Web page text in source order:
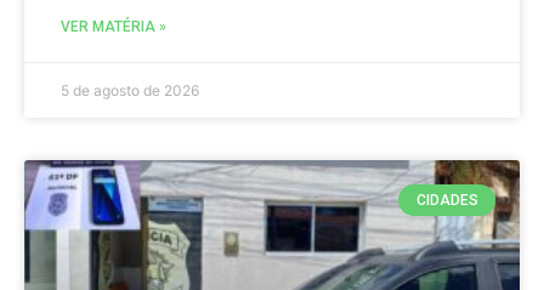
VER MATÉRIA »
5 de agosto de 2026
CIDADES